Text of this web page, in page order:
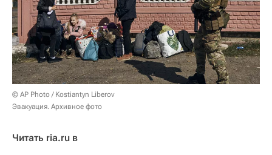
© AP Photo / Kostiantyn Liberov
Эвакуация. Архивное фото
Читать ria.ru в